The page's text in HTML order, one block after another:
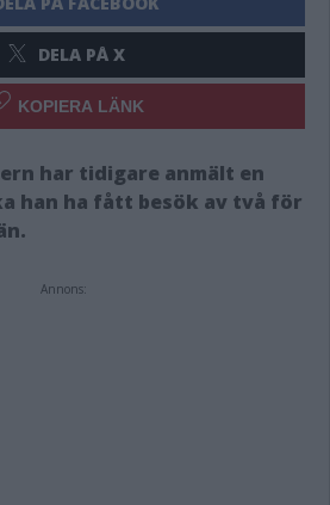
DELA PÅ X
KOPIERA LÄNK
har tidigare anmält en
han ha fått besök av två för
Annons: